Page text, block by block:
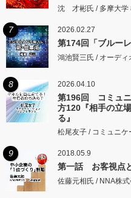
沈 才彬氏 / 多摩大学
7 2026.02.27
第174回「ブルー
鴻池賢三氏 / オーデ
8 2026.04.10
第196回 コミュニ
方120『相手の立
る』
松尾友子 / コミュニ
9 2018.05.9
第一話 お客視点
佐藤元相氏 / NNA株